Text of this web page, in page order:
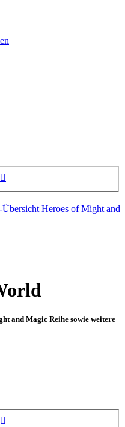
Übersicht Heroes of Might and
and Magic Reihe sowie weitere